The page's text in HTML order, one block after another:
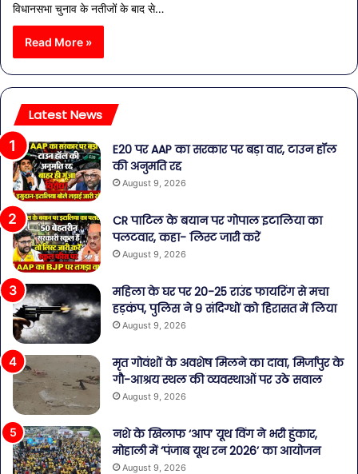
विधानसभा चुनाव के नतीजों के बाद से…
Read More »
Latest News
E20 पर AAP का सरकार पर बड़ा वार, टाउन हॉल
की अनुमति रद्द
August 9, 2026
CR पाटिल के बयान पर गोपाल इटालिया का
पलटवार, कहा- लिस्ट जारी करें
August 9, 2026
महिला के घर पर 20-25 राउंड फायरिंग से मचा
हड़कंप, पुलिस ने 9 संदिग्धों को हिरासत में लिया
August 9, 2026
मृत गोवंशों के अवशेष मिलने का दावा, मिर्जापुर के
गौ-आश्रय स्थल की व्यवस्थाओं पर उठे सवाल
August 9, 2026
नशे के खिलाफ ‘आप’ यूथ विंग ने भरी हुंकार,
मोहाली में ‘पंजाब यूथ रन 2026’ का आयोजन
August 9, 2026